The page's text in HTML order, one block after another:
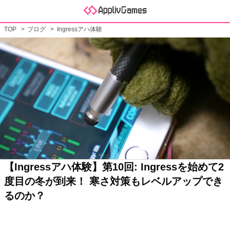
TOP ブログ Ingressアハ体験
【Ingressアハ体験】第10回: Ingressを始めて2
度目の冬が到来！ 寒さ対策もレベルアップでき
るのか？